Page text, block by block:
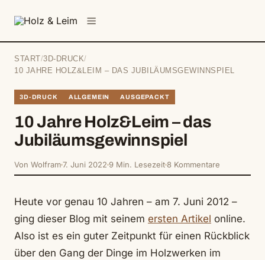
START /3D-DRUCK/
10 JAHRE HOLZ&LEIM – DAS JUBILÄUMSGEWINNSPIEL
3D-DRUCK ALLGEMEIN AUSGEPACKT
10 Jahre Holz&Leim – das
Jubiläumsgewinnspiel
Von Wolfram7. Juni 2022 9 Min. Lesezeit8 Kommentare
Heute vor genau 10 Jahren – am 7. Juni 2012 –
ging dieser Blog mit seinem ersten Artikel online.
Also ist es ein guter Zeitpunkt für einen Rückblick
über den Gang der Dinge im Holzwerken im